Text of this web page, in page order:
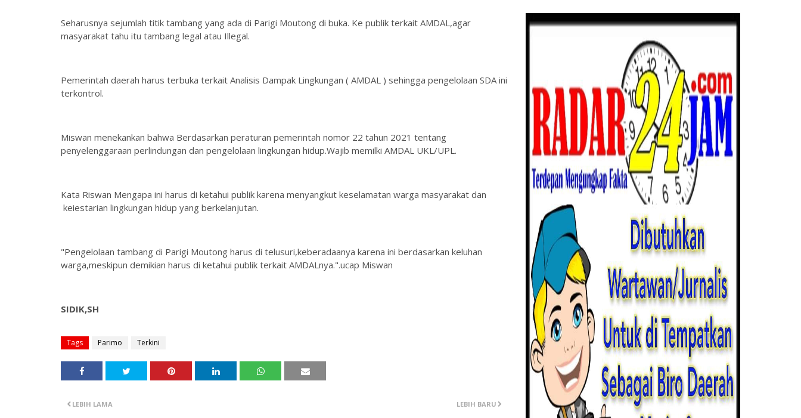
Seharusnya sejumlah titik tambang yang ada di Parigi Moutong di buka. Ke publik terkait AMDAL,agar
masyarakat tahu itu tambang legal atau Illegal.
Pemerintah daerah harus terbuka terkait Analisis Dampak Lingkungan ( AMDAL ) sehingga pengelolaan SDA ini
terkontrol.
Miswan menekankan bahwa Berdasarkan peraturan pemerintah nomor 22 tahun 2021 tentang
penyelenggaraan perlindungan dan pengelolaan lingkungan hidup.Wajib memilki AMDAL UKL/UPL.
Kata Riswan Mengapa ini harus di ketahui publik karena menyangkut keselamatan warga masyarakat dan
keiestarian lingkungan hidup yang berkelanjutan.
"Pengelolaan tambang di Parigi Moutong harus di telusuri,keberadaanya karena ini berdasarkan keluhan
warga,meskipun demikian harus di ketahui publik terkait AMDALnya.".ucap Miswan
SIDIK,SH
Tags Parimo Terkini
LEBIH BARU
LEBIH LAMA